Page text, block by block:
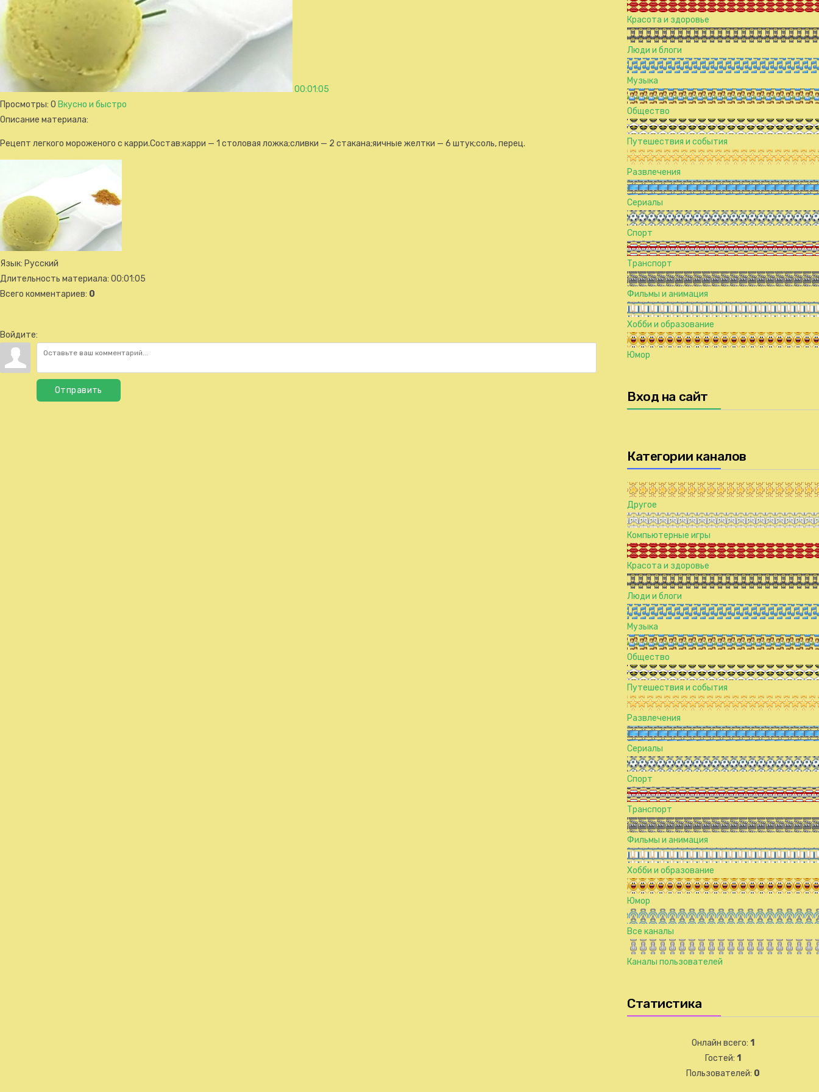
00:01:05
Просмотры: 0 Вкусно и быстро
Описание материала:
Рецепт легкого мороженого с карри.Состав:карри — 1 столовая ложка;сливки — 2 стакана;яичные желтки — 6 штук;соль, перец.
Язык: Русский
Длительность материала: 00:01:05
Всего комментариев: 0
Войдите:
Отправить
Красота и здоровье
Люди и блоги
Музыка
Общество
Путешествия и события
Развлечения
Сериалы
Спорт
Транспорт
Фильмы и анимация
Хобби и образование
Юмор
Вход на сайт
Категории каналов
Другое
Компьютерные игры
Красота и здоровье
Люди и блоги
Музыка
Общество
Путешествия и события
Развлечения
Сериалы
Спорт
Транспорт
Фильмы и анимация
Хобби и образование
Юмор
Все каналы
Каналы пользователей
Статистика
Онлайн всего: 1
Гостей: 1
Пользователей: 0